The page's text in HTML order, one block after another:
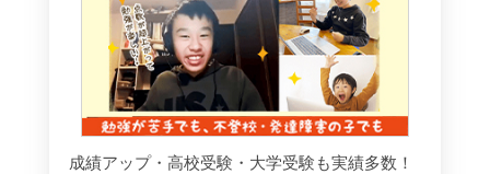
成績アップ・高校受験・大学受験も実績多数！